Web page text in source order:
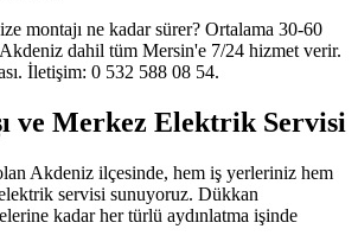
montajı ne kadar sürer? Ortalama 30-60
Akdeniz dahil tüm Mersin'e 7/24 hizmet verir.
İletişim: 0 532 588 08 54.
ve Merkez Elektrik Servisi
Akdeniz ilçesinde, hem iş yerleriniz hem
servisi sunuyoruz. Dükkan
kadar her türlü aydınlatma işinde